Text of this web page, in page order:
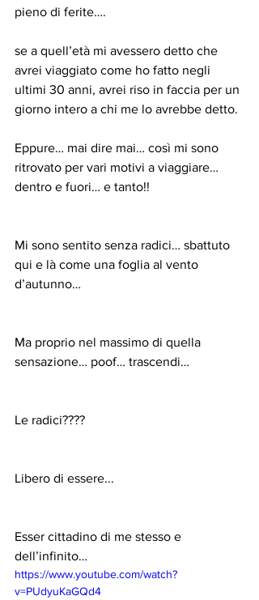
pieno di ferite….
se a quell’età mi avessero detto che
avrei viaggiato come ho fatto negli
ultimi 30 anni, avrei riso in faccia per un
giorno intero a chi me lo avrebbe detto.
Eppure… mai dire mai… così mi sono
ritrovato per vari motivi a viaggiare…
dentro e fuori… e tanto!!
Mi sono sentito senza radici… sbattuto
qui e là come una foglia al vento
d’autunno…
Ma proprio nel massimo di quella
sensazione… poof… trascendi…
Le radici????
Libero di essere...
Esser cittadino di me stesso e
dell’infinito…
https://www.youtube.com/watch?
v=PUdyuKaGQd4